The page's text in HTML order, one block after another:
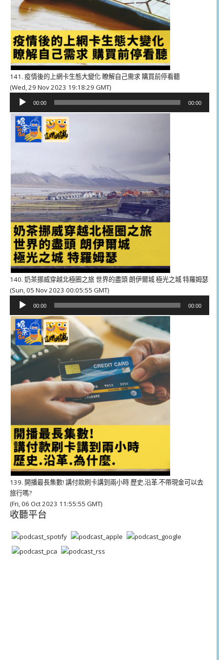
141. 疫情後的上網卡生態大變化 瞭解自己需求 購買前停看聽
(Wed, 29 Nov 2023 19:18:29 GMT)
播
器
00:00 00:00
140. 奶茶挪威穿越北極圈之旅 世界的盡頭 朗伊爾城 極光之城 特羅姆瑟
(Sun, 05 Nov 2023 00:05:55 GMT)
播
放
器
00:00 00:00
139. 開播最長集數! 講付款刷卡講到兩小時 歷史.沿革.不帶現金可以去
旅行嗎?
(Fri, 06 Oct 2023 11:55:55 GMT)
收聽平台